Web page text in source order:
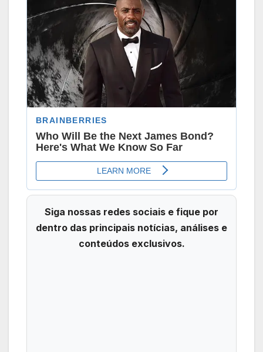
Siga nossas redes sociais e fique por
dentro das principais notícias, análises e
conteúdos exclusivos.